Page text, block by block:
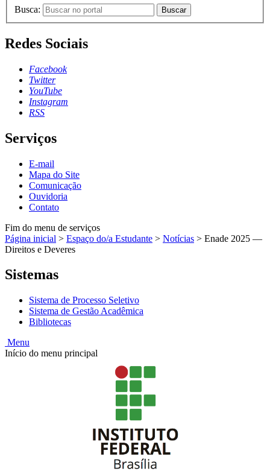
Busca: Buscar
Redes Sociais
Facebook
Twitter
YouTube
Instagram
RSS
Serviços
E-mail
Mapa do Site
Comunicação
Ouvidoria
Contato
Fim do menu de serviços
Página inicial > Espaço do/a Estudante > Notícias > Enade 2025 —
Direitos e Deveres
Sistemas
Sistema de Processo Seletivo
Sistema de Gestão Acadêmica
Bibliotecas
Menu
Início do menu principal